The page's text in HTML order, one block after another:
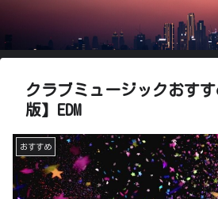
クラブミュージックおす
版】EDM
おすすめ